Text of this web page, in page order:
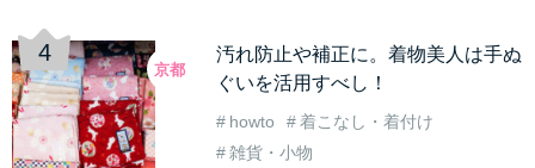
汚れ防止や補正に。着物美人は手ぬ
ぐいを活用すべし！
howto
着こなし・着付け
雑貨・小物
京都